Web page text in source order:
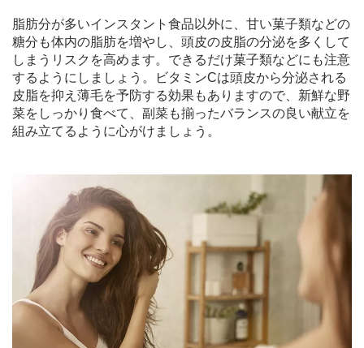
脂肪分が多いインスタント食品以外に、甘い菓子類などの
糖分も体内の脂肪を増やし、頭皮の皮脂の分泌を多くして
しまうリスクを高めます。できるだけ菓子類などにも注意
するようにしましょう。ビタミンCは頭皮から分泌される
皮脂を抑え薄毛を予防する効果もありますので、新鮮な野
菜をしっかり食べて、副菜も揃ったバランスの良い献立を
組み立てるように心がけましょう。